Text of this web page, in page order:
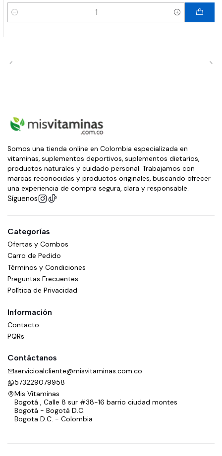
Cantidad
Somos una tienda online en Colombia especializada en
vitaminas, suplementos deportivos, suplementos dietarios,
productos naturales y cuidado personal. Trabajamos con
marcas reconocidas y productos originales, buscando ofrecer
una experiencia de compra segura, clara y responsable.
Síguenos
Categorías
Ofertas y Combos
Carro de Pedido
Términos y Condiciones
Preguntas Frecuentes
Política de Privacidad
Información
Contacto
PQRs
Contáctanos
servicioalcliente@misvitaminas.com.co
573229079958
Mis Vitaminas
Bogotá , Calle 8 sur #38-16 barrio ciudad montes
Bogotá - Bogotá D.C.
Bogota D.C. - Colombia